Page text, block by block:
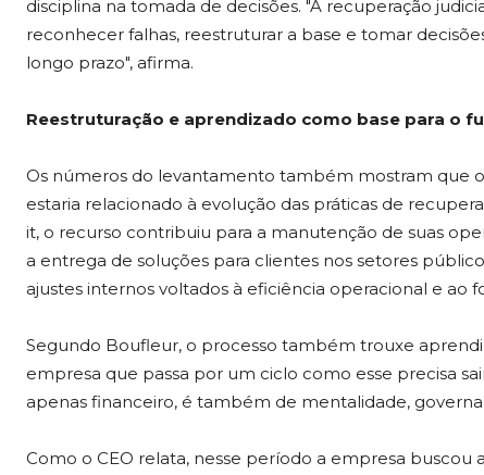
disciplina na tomada de decisões. "A recuperação
reconhecer falhas, reestruturar a base e tomar
longo prazo", afirma.
Reestruturação e aprendizado como base para o
Os números do levantamento também mostram que
estaria relacionado à evolução das práticas de
it, o recurso contribuiu para a manutenção de suas
a entrega de soluções para clientes nos setores
ajustes internos voltados à eficiência operacional e ao
Segundo Boufleur, o processo também trouxe
empresa que passa por um ciclo como esse precisa
apenas financeiro, é também de mentalidade,
Como o CEO relata, nesse período a empresa